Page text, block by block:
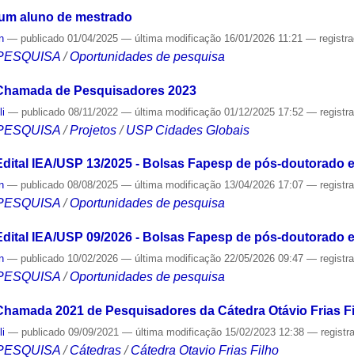
aluno de mestrado
— publicado 01/04/2025— última modificação 16/01/2026 11:21—
/Oportunidades de pesquisa
de Pesquisadores 2023
— publicado 08/11/2022— última modificação 01/12/2025 17:52—
/Projetos/USP Cidades Globais
IEA/USP 13/2025 - Bolsas Fapesp de pós-doutorado
— publicado 08/08/2025— última modificação 13/04/2026 17:07—
/Oportunidades de pesquisa
IEA/USP 09/2026 - Bolsas Fapesp de pós-doutorado
— publicado 10/02/2026— última modificação 22/05/2026 09:47—
/Oportunidades de pesquisa
2021 de Pesquisadores da Cátedra Otávio Frias
— publicado 09/09/2021— última modificação 15/02/2023 12:38—
/Cátedras/Cátedra Otavio Frias Filho